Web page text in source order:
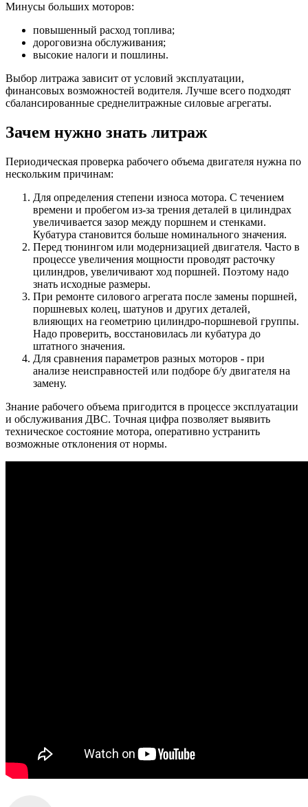
Минусы больших моторов:
повышенный расход топлива;
дороговизна обслуживания;
высокие налоги и пошлины.
Выбор литража зависит от условий эксплуатации,
финансовых возможностей водителя. Лучше всего подходят
сбалансированные среднелитражные силовые агрегаты.
Зачем нужно знать литраж
Периодическая проверка рабочего объема двигателя нужна по
нескольким причинам:
Для определения степени износа мотора. С течением
времени и пробегом из-за трения деталей в цилиндрах
увеличивается зазор между поршнем и стенками.
Кубатура становится больше номинального значения.
Перед тюнингом или модернизацией двигателя. Часто в
процессе увеличения мощности проводят расточку
цилиндров, увеличивают ход поршней. Поэтому надо
знать исходные размеры.
При ремонте силового агрегата после замены поршней,
поршневых колец, шатунов и других деталей,
влияющих на геометрию цилиндро-поршневой группы.
Надо проверить, восстановилась ли кубатура до
штатного значения.
Для сравнения параметров разных моторов - при
анализе неисправностей или подборе б/у двигателя на
замену.
Знание рабочего объема пригодится в процессе эксплуатации
и обслуживания ДВС. Точная цифра позволяет выявить
техническое состояние мотора, оперативно устранить
возможные отклонения от нормы.